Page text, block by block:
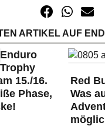
ARTIKEL AUF
Enduro
Trophy
15./16.
Phase,
Red
Was